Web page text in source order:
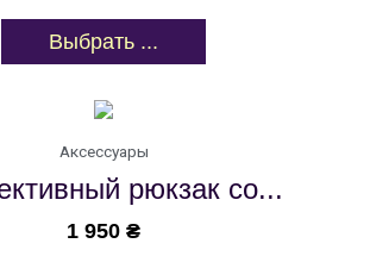
Выбрать ...
Аксессуары
рюкзак со...
1 950 ₴